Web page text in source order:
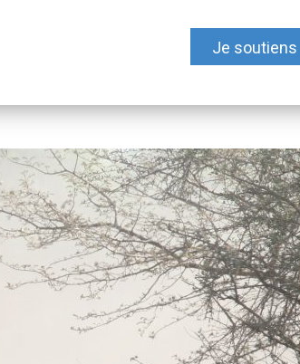
Je soutiens